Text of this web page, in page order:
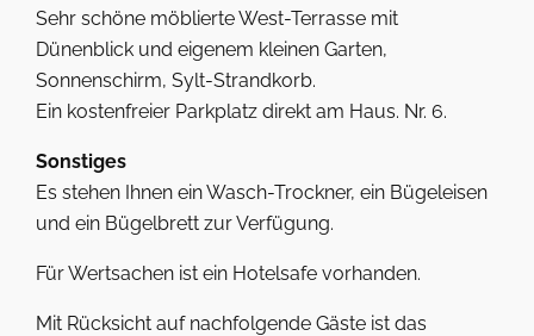
Sehr schöne möblierte West-Terrasse mit
Dünenblick und eigenem kleinen Garten,
Sonnenschirm, Sylt-Strandkorb.
Ein kostenfreier Parkplatz direkt am Haus. Nr. 6.
Sonstiges
Es stehen Ihnen ein Wasch-Trockner, ein Bügeleisen
und ein Bügelbrett zur Verfügung.
Für Wertsachen ist ein Hotelsafe vorhanden.
Mit Rücksicht auf nachfolgende Gäste ist das